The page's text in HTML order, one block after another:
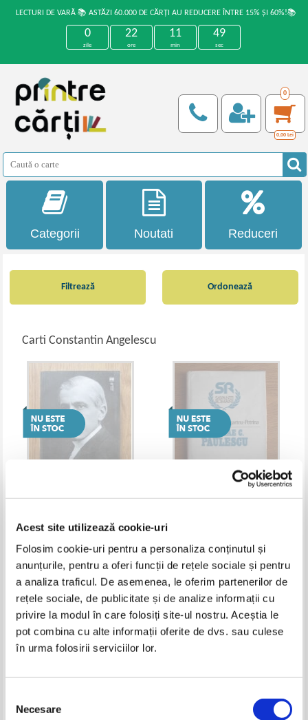
Acest site utilizează cookie-uri
Folosim cookie-uri pentru a personaliza conținutul și
anunțurile, pentru a oferi funcții de rețele sociale și pentru
a analiza traficul. De asemenea, le oferim partenerilor de
rețele sociale, de publicitate și de analize informații cu
privire la modul în care folosiți site-ul nostru. Aceștia le
pot combina cu alte informații oferite de dvs. sau culese
în urma folosirii serviciilor lor.
consimțământului
Necesare
LECTURI DE VARĂ 📚 ASTĂZI 60.000 DE CĂRȚI AU REDUCERE ÎNTRE 15% ȘI 60%!📚
0
zile
22
ore
11
min
49
sec
0
0,00 Lei
Categorii Noutati Reduceri
Filtrează
Carti Constantin Angelescu
Ordonează
C. Paulescu omul si opera sa
medicala